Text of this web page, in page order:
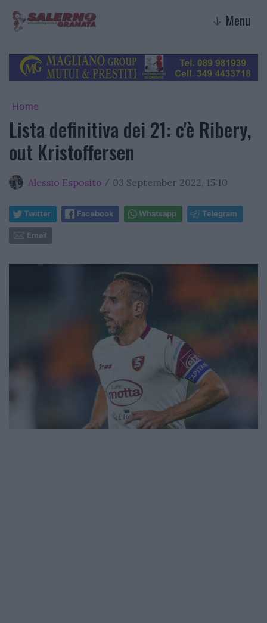
↓ Menu
Home
Lista definitiva dei 21: c'è Ribery,
out Kristoffersen
Alessio Esposito / 03 September 2022, 15:10
Twitter Facebook Whatsapp Telegram
Email